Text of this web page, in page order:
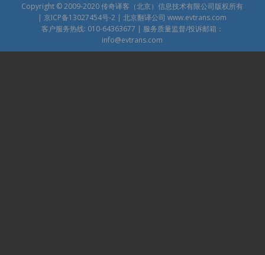
Copyright © 2009-2020传奇译客（北京）信息技术有限公司版权所有
|京ICP备13027454号-2 | 北京翻译公司www.evtrans.com
客户服务热线: 010-64363677 | 服务质量监督/投诉邮箱：
info@evtrans.com